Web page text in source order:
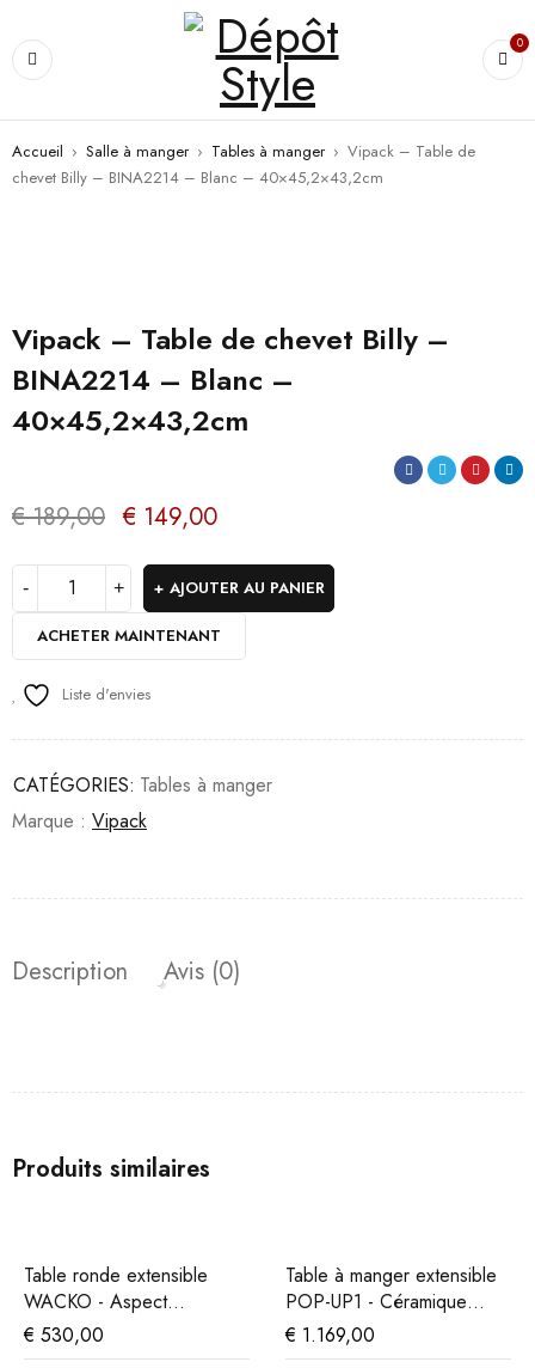
0
Accueil › Salle à manger › Tables à manger › Vipack – Table de
chevet Billy – BINA2214 – Blanc – 40×45,2×43,2cm
Vipack – Table de chevet Billy –
BINA2214 – Blanc –
40×45,2×43,2cm
€189,00 € 149,00
AJOUTER AU PANIER
ACHETER MAINTENANT
Liste d'envies
CATÉGORIES: Tables à manger
Marque : Vipack
Description Avis (0)
Produits similaires
Table ronde extensible
WACKO - Aspect
marbre/anthracite
€ 530,00
Table à manger extensible
POP-UP1 - Céramique
noire
€ 1.169,00